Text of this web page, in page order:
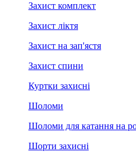
Захист комплект
Захист ліктя
Захист на зап'ястя
Захист спини
Куртки захисні
Шоломи
Шоломи для катання на
Шорти захисні